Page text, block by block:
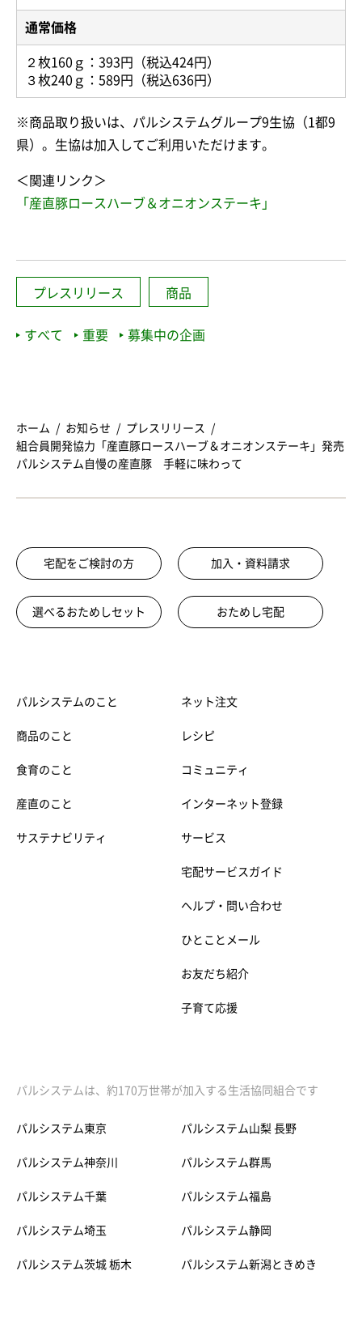
通常価格
２枚160ｇ：393円（税込424円）
３枚240ｇ：589円（税込636円）
※商品取り扱いは、パルシステムグループ9生協（1都9
県）。生協は加入してご利用いただけます。
＜関連リンク＞
「産直豚ロースハーブ＆オニオンステーキ」
プレスリリース 商品
すべて 重要 募集中の企画
ホーム お知らせ
プレスリリース
組合員開発協力「産直豚ロースハーブ＆オニオンステーキ」発売
パルシステム自慢の産直豚 手軽に味わって
宅配をご検討の方 加入・資料請求
選べるおためしセット おためし宅配
パルシステムのこと
商品のこと
食育のこと
産直のこと
サステナビリティ
ネット注文
レシピ
コミュニティ
インターネット登録
サービス
宅配サービスガイド
ヘルプ・問い合わせ
ひとことメール
お友だち紹介
子育て応援
パルシステムは、約170万世帯が加入する生活協同組合です
パルシステム東京
パルシステム神奈川
パルシステム千葉
パルシステム埼玉
パルシステム茨城 栃木
パルシステム山梨 長野
パルシステム群馬
パルシステム福島
パルシステム静岡
パルシステム新潟ときめき